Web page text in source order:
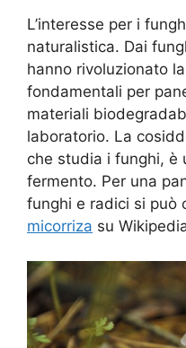
L’interesse per i
naturalistica. Dai
hanno rivoluzionato
fondamentali per
materiali
laboratorio. La
che studia i funghi, è
fermento. Per una
funghi e radici si può
micorriza su